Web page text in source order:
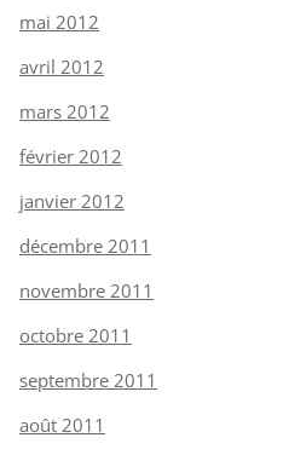
mai 2012
avril 2012
mars 2012
février 2012
janvier 2012
décembre 2011
novembre 2011
octobre 2011
septembre 2011
août 2011